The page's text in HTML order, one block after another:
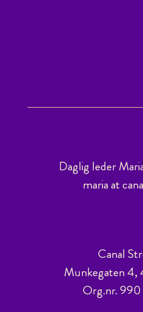
Daglig leder
maria at
Canal
Munkegaten 4,
Org.nr.